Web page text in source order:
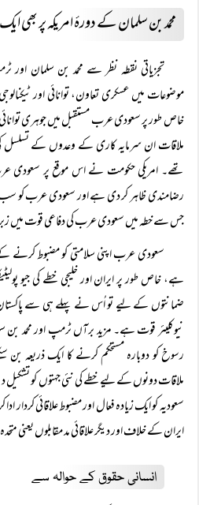
محمد بن سلمان کے دورۂ امریکہ پر بھی
تجزیاتی نقطہ نظر سے محمد بن سلمان
موضوعات میں عسکری تعاون، توانائی اور
خاص طور پر سعودی عرب مستقبل میں جوہری
ملاقات ان سرمایہ کاری کے وعدوں کے تسلسل
تھے۔ امریکی حکومت نے اس موقع پر سعودی
رضامندی ظاہر کر دی ہے اور سعودی عرب کو سب
جس سے خطہ میں سعودی عرب کی دفاعی قوت میں
سعودی عرب اپنی سلامتی کو مضبوط کرنے
ہے، خاص طور پر ایران اور خلیجی خطے کی جیو
ضمانتوں کے لیے تو اُس نے پہلے ہی سے
نیوکلیئر قوت ہے۔ مزید برآں ٹرمپ اور محمد بن
رسوخ کو دوبارہ مستحکم کرنے کا ایک ذریعہ
ملاقات دونوں کے لیے خطے کی نئی جہتوں کو تشکیل
سعودیہ کو ایک زیادہ فعال اور مضبوط علاقائی
ایران کے خلاف اور دیگر علاقائی مد مقابلوں یعنی
انسانی حقوق کے حوالہ سے